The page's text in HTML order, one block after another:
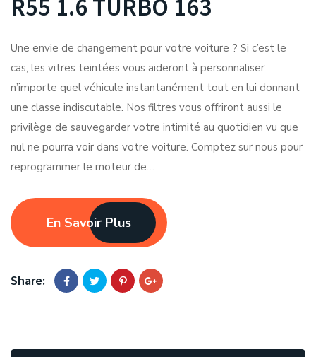
R55 1.6 TURBO 163
Une envie de changement pour votre voiture ? Si c’est le
cas, les vitres teintées vous aideront à personnaliser
n’importe quel véhicule instantanément tout en lui donnant
une classe indiscutable. Nos filtres vous offriront aussi le
privilège de sauvegarder votre intimité au quotidien vu que
nul ne pourra voir dans votre voiture. Comptez sur nous pour
reprogrammer le moteur de…
En Savoir Plus
Share: